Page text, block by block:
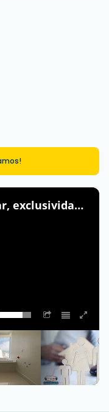
padrão em Balneário Camboriú.